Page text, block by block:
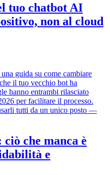
tuo chatbot AI
non al cloud
guida su come cambiare
il tuo vecchio bot ha
hanno entrambi rilasciato
per facilitare il processo.
tutti da un unico posto —
che manca è
e